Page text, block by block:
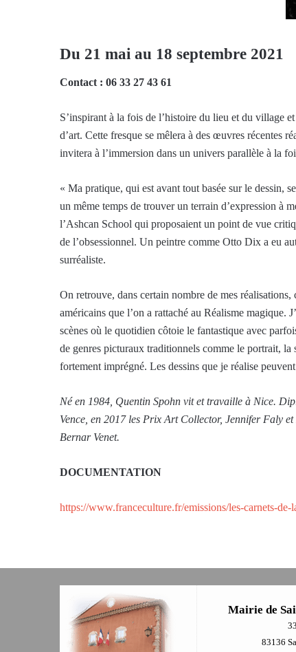
Du 21 mai au 18 septembre 2021
Contact : 06 33 27 43 61
S’inspirant à la fois de l’histoire du lieu et du village
d’art. Cette fresque se mêlera à des œuvres récentes
invitera à l’immersion dans un univers parallèle à la
« Ma pratique, qui est avant tout basée sur le dessin,
un même temps de trouver un terrain d’expression à
l’Ashcan School qui proposaient un point de vue
de l’obsessionnel. Un peintre comme Otto Dix a eu
surréaliste.
On retrouve, dans certain nombre de mes
américains que l’on a rattaché au Réalisme magique.
scènes où le quotidien côtoie le fantastique avec
de genres picturaux traditionnels comme le portrait, la
fortement imprégné. Les dessins que je réalise
Né en 1984, Quentin Spohn vit et travaille à Nice.
Vence, en 2017 les Prix Art Collector, Jennifer Faly
Bernar Venet.
DOCUMENTATION
https://www.franceculture.fr/emissions/les-carnets-
Mairie de
83136